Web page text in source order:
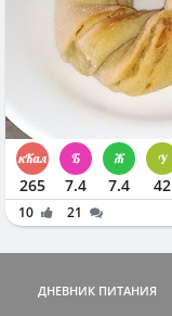
265 7.4 7.4 42
10 21
ДНЕВНИК ПИТАНИЯ